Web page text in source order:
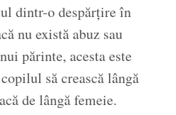
dintr-o despărțire în
nu există abuz sau
părinte, acesta este
să crească lângă
de lângă femeie.